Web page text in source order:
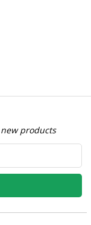
products